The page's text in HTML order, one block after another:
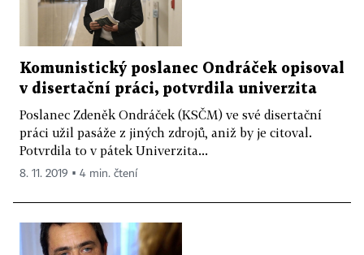
Komunistický poslanec Ondráček opisoval
v disertační práci, potvrdila univerzita
Poslanec Zdeněk Ondráček (KSČM) ve své disertační
práci užil pasáže z jiných zdrojů, aniž by je citoval.
Potvrdila to v pátek Univerzita...
8. 11. 2019 ▪ 4 min. čtení